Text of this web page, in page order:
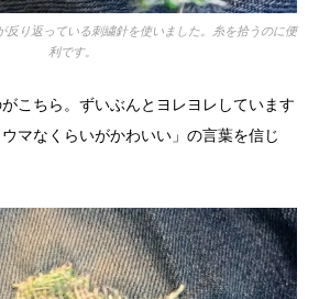
反り返っている刺繍針を使いました。糸を拾うのに便
利です。
こちら。ずいぶんとヨレヨレしています
マなくらいがかわいい」の言葉を信じ